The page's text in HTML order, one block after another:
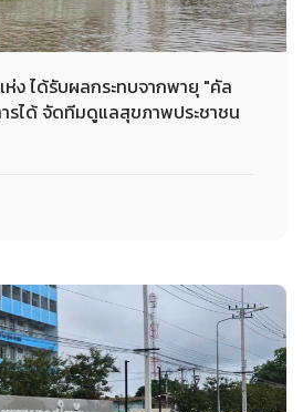
ง ได้รับผลกระทบจากพายุ "คัล
รได้ จัดทีมดูแลสุขภาพประชาชน